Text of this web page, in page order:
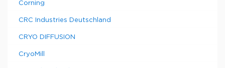
Corning
CRC Industries Deutschland
CRYO DIFFUSION
CryoMill